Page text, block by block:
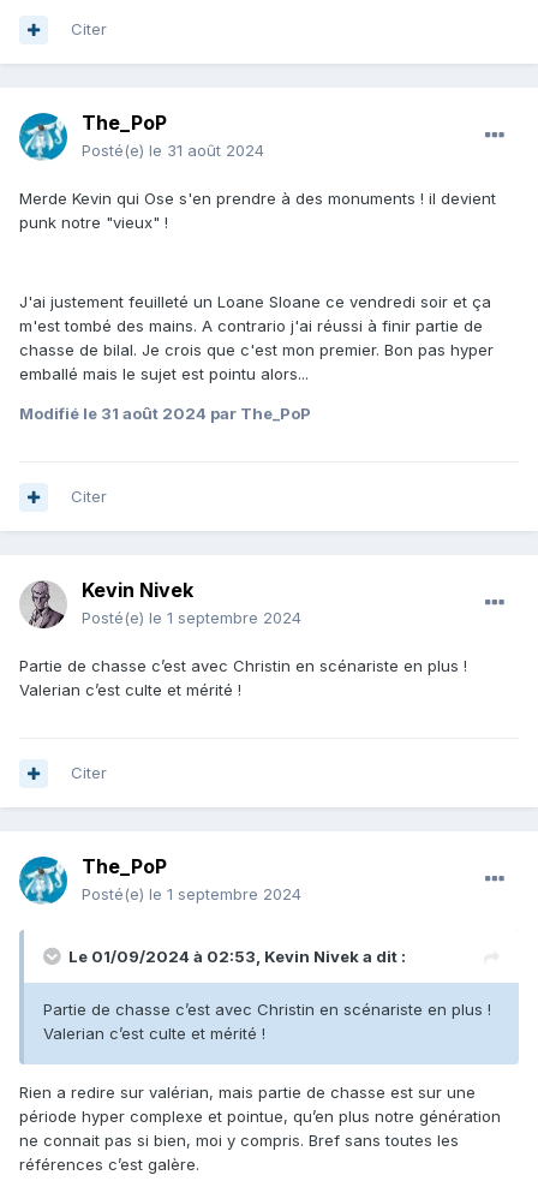
Citer
The_PoP
Posté(e) le 31 août 2024
Merde Kevin qui Ose s'en prendre à des monuments ! il devient
punk notre "vieux" !
J'ai justement feuilleté un Loane Sloane ce vendredi soir et ça
m'est tombé des mains. A contrario j'ai réussi à finir partie de
chasse de bilal. Je crois que c'est mon premier. Bon pas hyper
emballé mais le sujet est pointu alors...
Modifié le 31 août 2024 par The_PoP
Citer
Kevin Nivek
Posté(e) le 1 septembre 2024
Partie de chasse c’est avec Christin en scénariste en plus !
Valerian c’est culte et mérité !
Citer
The_PoP
Posté(e) le 1 septembre 2024
Le 01/09/2024 à 02:53, Kevin Niveka dit :
Partie de chasse c’est avec Christin en scénariste en plus !
Valerian c’est culte et mérité !
Rien a redire sur valérian, mais partie de chasse est sur une
période hyper complexe et pointue, qu’en plus notre génération
ne connait pas si bien, moi y compris. Bref sans toutes les
références c’est galère.